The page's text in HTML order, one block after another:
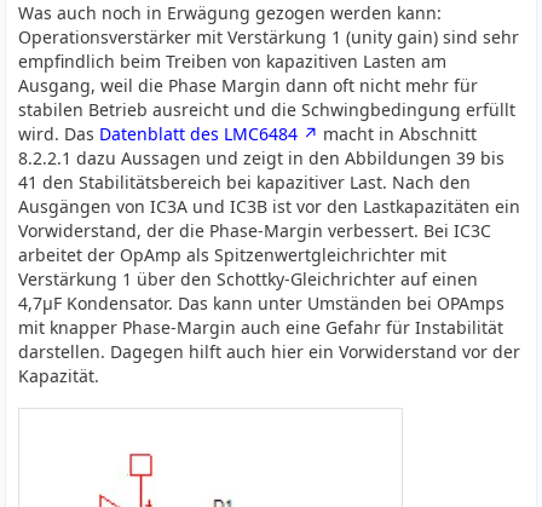
Was auch noch in Erwägung gezogen werden kann:
Operationsverstärker mit Verstärkung 1 (unity gain) sind sehr
empfindlich beim Treiben von kapazitiven Lasten am
Ausgang, weil die Phase Margin dann oft nicht mehr für
stabilen Betrieb ausreicht und die Schwingbedingung erfüllt
wird. Das Datenblatt des LMC6484
macht in Abschnitt
8.2.2.1 dazu Aussagen und zeigt in den Abbildungen 39 bis
41 den Stabilitätsbereich bei kapazitiver Last. Nach den
Ausgängen von IC3A und IC3B ist vor den Lastkapazitäten ein
Vorwiderstand, der die Phase-Margin verbessert. Bei IC3C
arbeitet der OpAmp als Spitzenwertgleichrichter mit
Verstärkung 1 über den Schottky-Gleichrichter auf einen
4,7µF Kondensator. Das kann unter Umständen bei OPAmps
mit knapper Phase-Margin auch eine Gefahr für Instabilität
darstellen. Dagegen hilft auch hier ein Vorwiderstand vor der
Kapazität.